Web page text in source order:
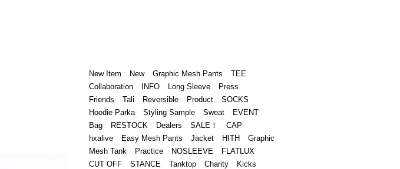
New Item New Graphic Mesh Pants
TEE
Collaboration
INFO Long Sleeve
Press
Friends
Tali Reversible Product
SOCKS
Hoodie Parka
Styling Sample Sweat
EVENT
Bag
RESTOCK Dealers SALE！
CAP
hxalive
Easy Mesh Pants Jacket HITH
Graphic
Mesh Tank
Practice NOSLEEVE
FLATLUX
CUT OFF
STANCE Tanktop Charity Kicks